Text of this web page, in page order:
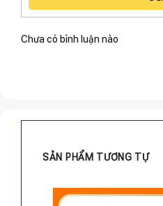
Chưa có bình luận nào
SẢN PHẨM TƯƠNG TỰ